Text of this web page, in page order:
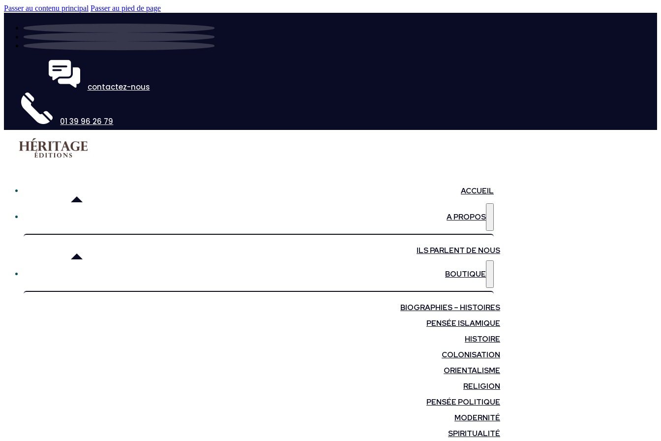
Passer au contenu principal Passer au pied de page
contactez-nous
01 39 96 26 79
ACCUEIL
A PROPOS
ILS PARLENT DE NOUS
BOUTIQUE
BIOGRAPHIES – HISTOIRES
PENSÉE ISLAMIQUE
HISTOIRE
COLONISATION
ORIENTALISME
RELIGION
PENSÉE POLITIQUE
MODERNITÉ
SPIRITUALITÉ